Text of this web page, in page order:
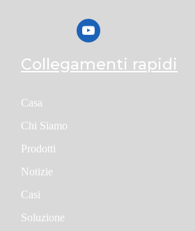
Collegamenti rapidi
Casa
Chi Siamo
Prodotti
Notizie
Casi
Soluzione